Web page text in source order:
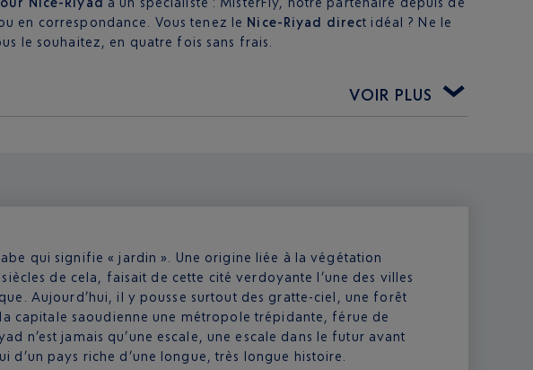
en correspondance. Vous tenez le Nice-Riyad direct idéal ? Ne le
le souhaitez, en quatre fois sans frais.
VOIR PLUS
qui signifie « jardin ». Une origine liée à la végétation
de cela, faisait de cette cité verdoyante l’une des villes
Aujourd’hui, il y pousse surtout des gratte-ciel, une forêt
capitale saoudienne une métropole trépidante, férue de
n’est jamais qu’une escale, une escale dans le futur avant
d’un pays riche d’une longue, très longue histoire.